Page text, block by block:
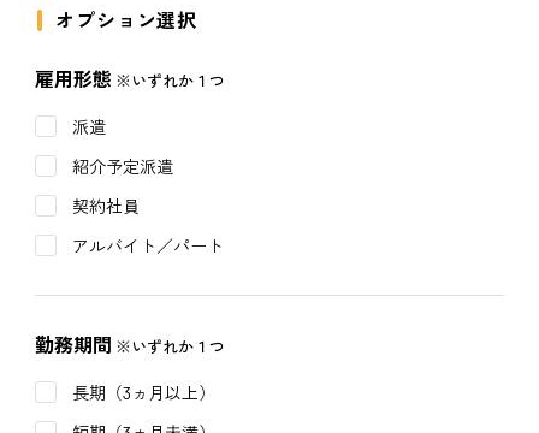
オプション選択
雇用形態 ※いずれか１つ
派遣
紹介予定派遣
契約社員
アルバイト／パート
勤務期間 ※いずれか１つ
長期（3ヵ月以上）